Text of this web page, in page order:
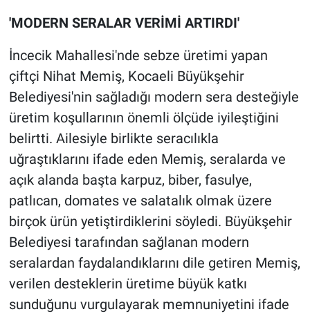
'MODERN SERALAR VERİMİ ARTIRDI'
İncecik Mahallesi'nde sebze üretimi yapan
çiftçi Nihat Memiş, Kocaeli Büyükşehir
Belediyesi'nin sağladığı modern sera desteğiyle
üretim koşullarının önemli ölçüde iyileştiğini
belirtti. Ailesiyle birlikte seracılıkla
uğraştıklarını ifade eden Memiş, seralarda ve
açık alanda başta karpuz, biber, fasulye,
patlıcan, domates ve salatalık olmak üzere
birçok ürün yetiştirdiklerini söyledi. Büyükşehir
Belediyesi tarafından sağlanan modern
seralardan faydalandıklarını dile getiren Memiş,
verilen desteklerin üretime büyük katkı
sunduğunu vurgulayarak memnuniyetini ifade